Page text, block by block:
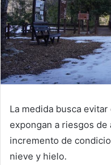
La medida busca
expongan a riesgos
incremento de
nieve y hielo.